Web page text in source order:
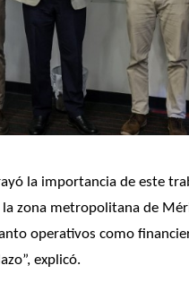
la importancia de este
zona metropolitana de
operativos como
explicó.